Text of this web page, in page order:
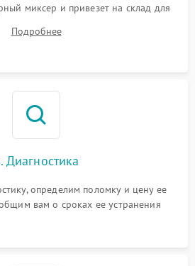
миксер и привезет на склад для
Подробнее
Диагностика
определим поломку и цену ее
вам о сроках ее устранения